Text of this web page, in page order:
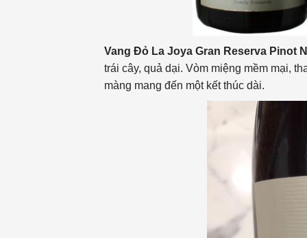
Vang Đỏ La Joya Gran Reserva Pinot
trái cây, quả dại. Vòm miệng mềm mại,
màng mang đến một kết thúc dài.